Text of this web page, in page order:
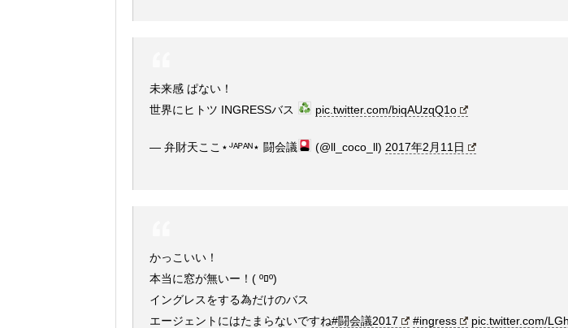
未来感 ぱない！
世界にヒトツ INGRESSバス
pic.twitter.com/biqAUzqQ1o
— 弁財天ここ⋆ᒢᴬᴾᴬᴺ⋆ 闘会議 (@ll_coco_ll) 2017年2月11日
かっこいい！
本当に窓が無いー！( ºﾛº)
イングレスをする為だけのバス
エージェントにはたまらないですね#闘会議2017 #ingress pic.twitter.com/